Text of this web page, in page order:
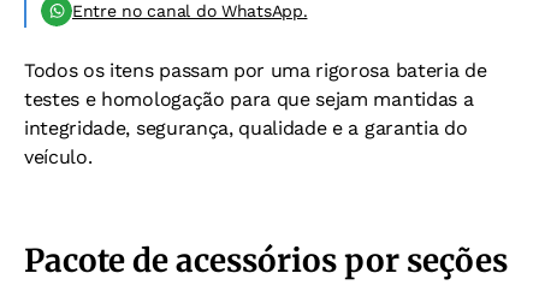
Entre no canal do WhatsApp.
Todos os itens passam por uma rigorosa bateria de
testes e homologação para que sejam mantidas a
integridade, segurança, qualidade e a garantia do
veículo.
Pacote de acessórios por seções